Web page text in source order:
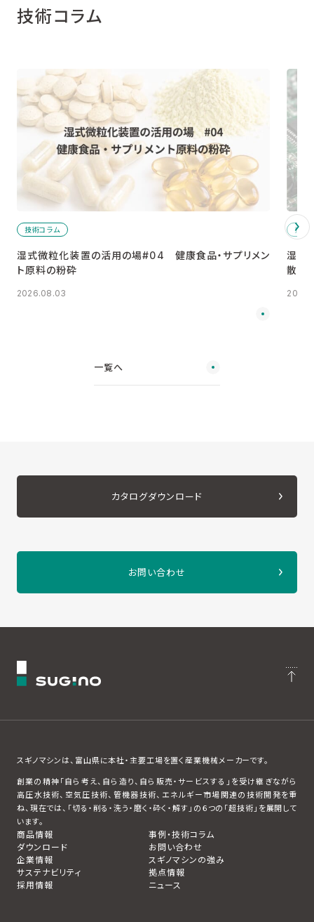
技術コラム
技術コラム
湿式微粒化装置の活用の場#04 健康食品・サプリメン
ト原料の粉砕
2026.08.03
技術
湿式
散
一覧へ
カタログダウンロード
お問い合わせ
スギノマシンは、富山県に本社・主要工場を置く産業機械メーカーです。
創業の精神「自ら考え、自ら造り、自ら販売・サービスする」を受け継ぎながら
高圧水技術、空気圧技術、管機器技術、エネルギー市場関連の技術開発を重
ね、現在では、「切る・削る・洗う・磨く・砕く・解す」の６つの「超技術」を展開して
います。
商品情報
事例・技術コラム
ダウンロード
お問い合わせ
企業情報
スギノマシンの強み
サステナビリティ
拠点情報
採用情報
ニュース